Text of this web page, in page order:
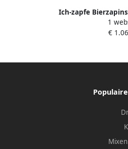
Ich-zapfe
Compleetset 2-
voor M-
1
€